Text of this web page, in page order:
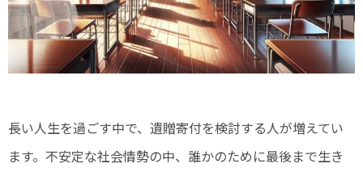
長い人生を過ごす中で、遺贈寄付を検討する人が増えてい
ます。不安定な社会情勢の中、誰かのために最後まで生き